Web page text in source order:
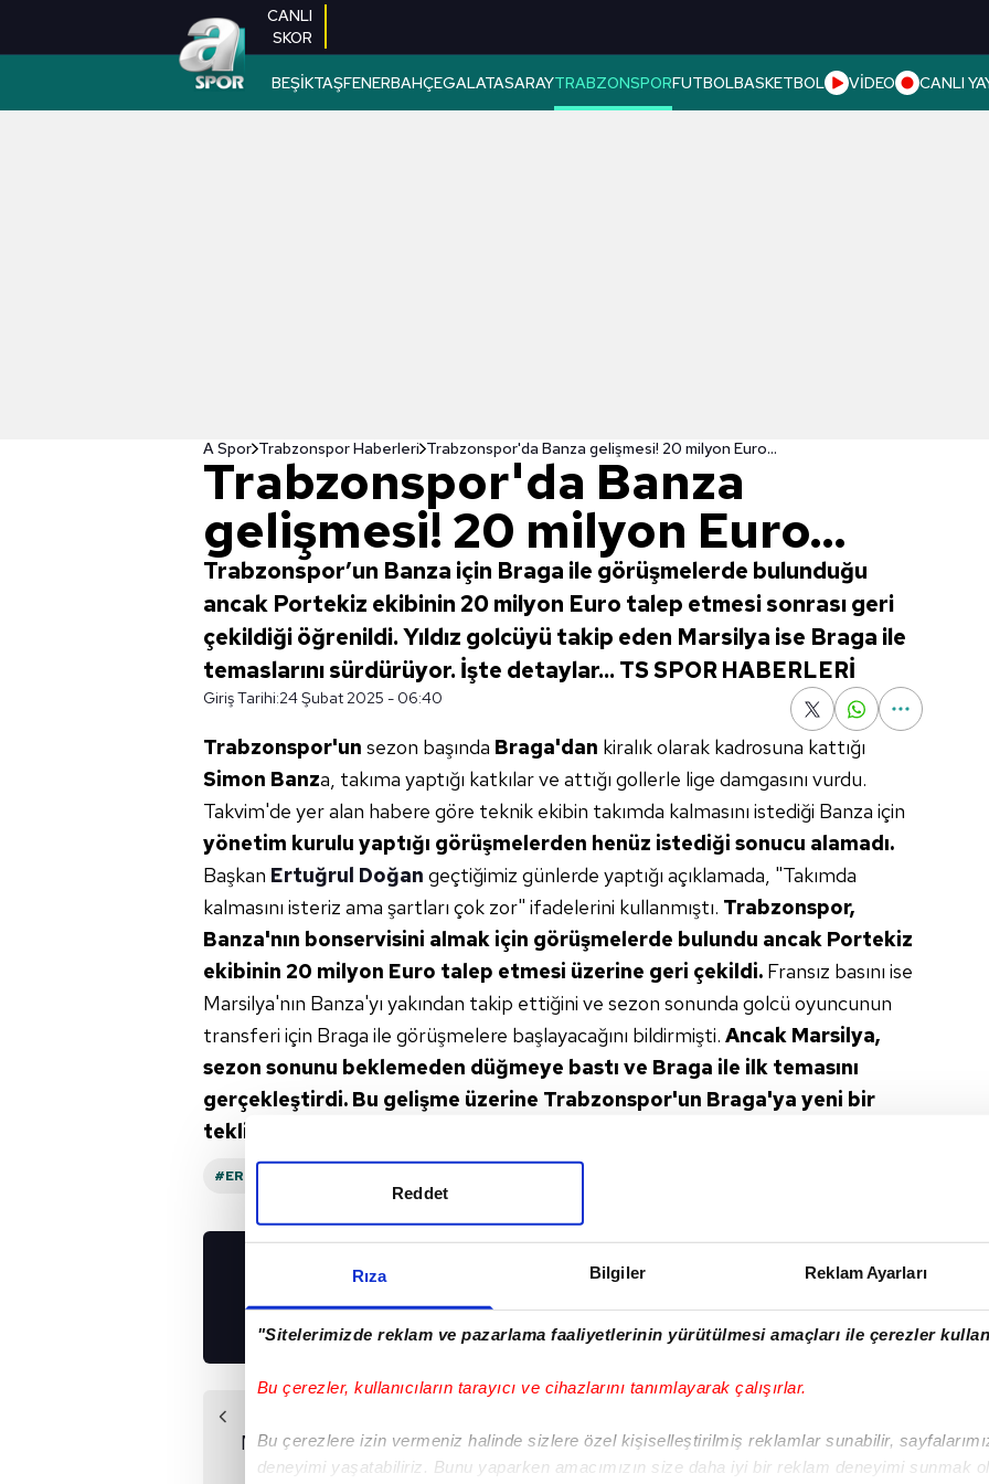
Rıza Bilgiler Reklam Ayarları
"Sitelerimizde reklam ve pazarlama faaliyetlerinin yürütülmesi amaçları ile çerezler
Bu çerezler, kullanıcıların tarayıcı ve cihazlarını tanımlayarak çalışırlar.
Bu çerezlere izin vermeniz halinde sizlere özel kişiselleştirilmiş reklamlar sunabilir,
deneyimi yaşatabiliriz. Bunu yaparken amacımızın size daha iyi bir reklam deneyimi sunmak
Reddet
CANLI
SKOR
BEŞİKTAŞFENERBAHÇEGALATASARAYTRABZONSPORFUTBOLBASKETBOL VİDEO CANLI
A Spor Trabzonspor Haberleri Trabzonspor'da Banza gelişmesi! 20 milyon Euro...
Trabzonspor'da Banza
gelişmesi! 20 milyon Euro...
Trabzonspor’un Banza için Braga ile görüşmelerde bulunduğu
ancak Portekiz ekibinin 20 milyon Euro talep etmesi sonrası geri
çekildiği öğrenildi. Yıldız golcüyü takip eden Marsilya ise Braga ile
temaslarını sürdürüyor. İşte detaylar... TS SPOR HABERLERİ
Giriş Tarihi:24 Şubat 2025 - 06:40
Trabzonspor'un sezon başında Braga'dan kiralık olarak kadrosuna kattığı
Simon Banza, takıma yaptığı katkılar ve attığı gollerle lige damgasını vurdu.
Takvim'de yer alan habere göre teknik ekibin takımda kalmasını istediği Banza için
yönetim kurulu yaptığı görüşmelerden henüz istediği sonucu alamadı.
Başkan Ertuğrul Doğan geçtiğimiz günlerde yaptığı açıklamada, "Takımda
kalmasını isteriz ama şartları çok zor" ifadelerini kullanmıştı. Trabzonspor,
Banza'nın bonservisini almak için görüşmelerde bulundu ancak Portekiz
ekibinin 20 milyon Euro talep etmesi üzerine geri çekildi. Fransız basını ise
Marsilya'nın Banza'yı yakından takip ettiğini ve sezon sonunda golcü oyuncunun
transferi için Braga ile görüşmelere başlayacağını bildirmişti. Ancak Marsilya,
sezon sonunu beklemeden düğmeye bastı ve Braga ile ilk temasını
gerçekleştirdi. Bu gelişme üzerine Trabzonspor'un Braga'ya yeni bir
teklif yapıp yapmayacağı
#ERTUĞRUL DOĞAN
UYGULAMALARIMIZI
İNDİRİN!
Maçın ardından flaş
tespit! Penaltı...
Trabzonspor sürprize
yer vermek istemiyor